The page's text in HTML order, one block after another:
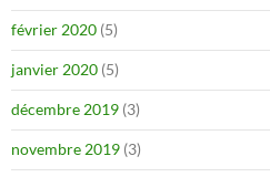
février 2020 (5)
janvier 2020 (5)
décembre 2019 (3)
novembre 2019 (3)